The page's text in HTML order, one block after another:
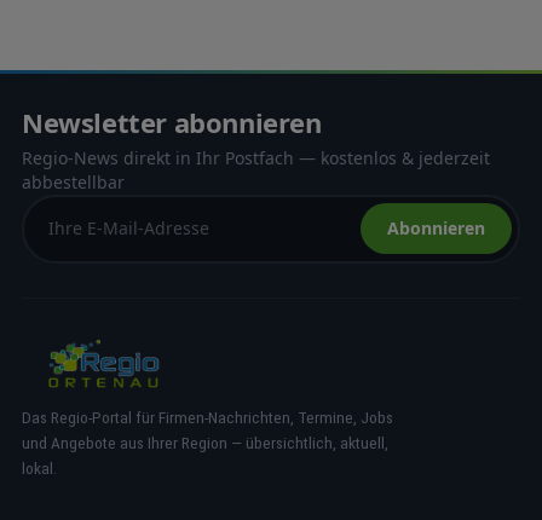
Newsletter abonnieren
Regio-News direkt in Ihr Postfach — kostenlos & jederzeit
abbestellbar
Abonnieren
Das Regio-Portal für Firmen-Nachrichten, Termine, Jobs
und Angebote aus Ihrer Region — übersichtlich, aktuell,
lokal.